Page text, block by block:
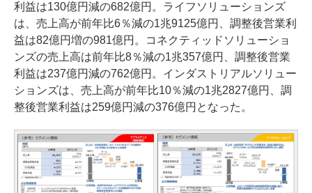
利益は130億円減の682億円。ライフソリューションズ
は、売上高が前年比6％減の1兆9125億円、調整後営業利
益は82億円増の981億円。コネクティッドソリューショ
ンズの売上高は前年比8％減の1兆357億円、調整後営業
利益は237億円減の762億円。インダストリアルソリュー
ションズは、売上高が前年比10％減の1兆2827億円、調
整後営業利益は259億円減の376億円となった。